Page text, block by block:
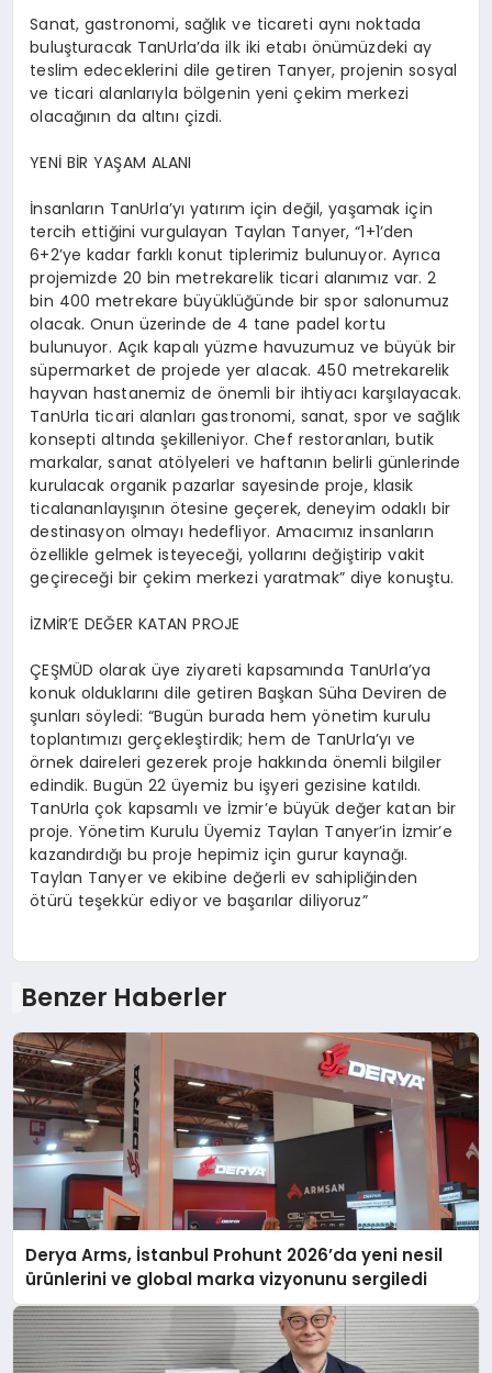
Sanat, gastronomi, sağlık ve ticareti aynı noktada
buluşturacak TanUrla’da ilk iki etabı önümüzdeki ay
teslim edeceklerini dile getiren Tanyer, projenin sosyal
ve ticari alanlarıyla bölgenin yeni çekim merkezi
olacağının da altını çizdi.
YENİ BİR YAŞAM ALANI
İnsanların TanUrla’yı yatırım için değil, yaşamak için
tercih ettiğini vurgulayan Taylan Tanyer, “1+1’den
6+2’ye kadar farklı konut tiplerimiz bulunuyor. Ayrıca
projemizde 20 bin metrekarelik ticari alanımız var. 2
bin 400 metrekare büyüklüğünde bir spor salonumuz
olacak. Onun üzerinde de 4 tane padel kortu
bulunuyor. Açık kapalı yüzme havuzumuz ve büyük bir
süpermarket de projede yer alacak. 450 metrekarelik
hayvan hastanemiz de önemli bir ihtiyacı karşılayacak.
TanUrla ticari alanları gastronomi, sanat, spor ve sağlık
konsepti altında şekilleniyor.Chef restoranları, butik
markalar, sanat atölyeleri ve haftanın belirli günlerinde
kurulacak organik pazarlar sayesinde proje, klasik
ticalananlayışının ötesine geçerek, deneyim odaklı bir
destinasyon olmayı hedefliyor. Amacımız insanların
özellikle gelmek isteyeceği, yollarını değiştirip vakit
geçireceği bir çekim merkezi yaratmak” diye konuştu.
İZMİR’E DEĞER KATAN PROJE
ÇEŞMÜD olarak üye ziyareti kapsamında TanUrla’ya
konuk olduklarını dile getiren Başkan Süha Deviren de
şunları söyledi: “Bugün burada hem yönetim kurulu
toplantımızı gerçekleştirdik; hem de TanUrla’yı ve
örnek daireleri gezerek proje hakkında önemli bilgiler
edindik. Bugün 22 üyemiz bu işyeri gezisine katıldı.
TanUrla çok kapsamlı ve İzmir’e büyük değer katan bir
proje. Yönetim Kurulu Üyemiz Taylan Tanyer’in İzmir’e
kazandırdığı bu proje hepimiz için gurur kaynağı.
Taylan Tanyerve ekibine değerli ev sahipliğinden
ötürü teşekkür ediyor ve başarılar diliyoruz”
Benzer Haberler
Derya Arms, İstanbul Prohunt 2026’da yeni nesil
ürünlerini ve global marka vizyonunu sergiledi